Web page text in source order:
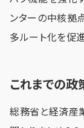
ンターの中核拠
多ルート化を促
これまでの政
総務省と経済産